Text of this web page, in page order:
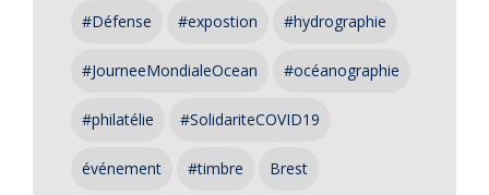
#Défense #expostion #hydrographie
#JourneeMondialeOcean #océanographie
#philatélie #SolidariteCOVID19
événement #timbre Brest